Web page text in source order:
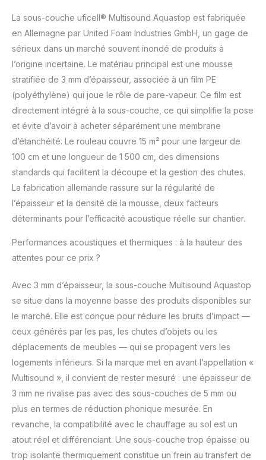
compression > 60 kPa
/ Résistance à la
compression
permanente > 10 kPa
au sol / Protection
incendie B2
La sous-couche uficell® Multisound Aquastop est fabriquée
en Allemagne par United Foam Industries GmbH, un gage de
sérieux dans un marché souvent inondé de produits à
l’origine incertaine. Le matériau principal est une mousse
stratifiée de 3 mm d’épaisseur, associée à un film PE
(polyéthylène) qui joue le rôle de pare-vapeur. Ce film est
directement intégré à la sous-couche, ce qui simplifie la pose
et évite d’avoir à acheter séparément une membrane
d’étanchéité. Le rouleau couvre 15 m² pour une largeur de
100 cm et une longueur de 1 500 cm, des dimensions
standards qui facilitent la découpe et la gestion des chutes.
La fabrication allemande rassure sur la régularité de
l’épaisseur et la densité de la mousse, deux facteurs
déterminants pour l’efficacité acoustique réelle sur chantier.
Performances acoustiques et thermiques : à la hauteur des
attentes pour ce prix ?
Avec 3 mm d’épaisseur, la sous-couche Multisound Aquastop
se situe dans la moyenne basse des produits disponibles sur
le marché. Elle est conçue pour réduire les bruits d’impact —
ceux générés par les pas, les chutes d’objets ou les
déplacements de meubles — qui se propagent vers les
logements inférieurs. Si la marque met en avant l’appellation «
Multisound », il convient de rester mesuré : une épaisseur de
3 mm ne rivalise pas avec des sous-couches de 5 mm ou
plus en termes de réduction phonique mesurée. En
revanche, la compatibilité avec le chauffage au sol est un
atout réel et différenciant. Une sous-couche trop épaisse ou
trop isolante thermiquement constitue un frein au transfert de